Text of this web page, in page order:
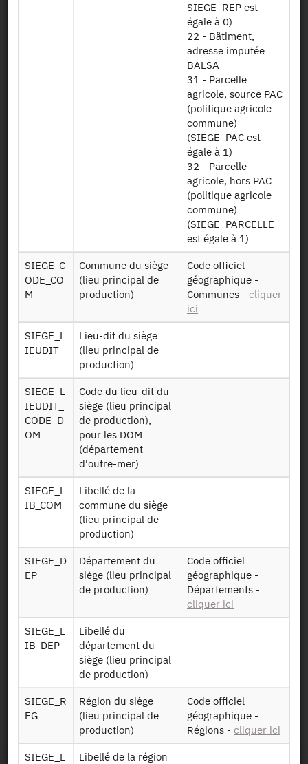
Données sur les
ornementale et
pépinière 2020
RA2020 PPAM
220415
Données sur les
végétales -
Plantes à
Parfum,
Aromatiques et
Médicinales
(PPAM) 2020
RA2020
Données sur les
productions
végétales -
légumes cultivés
SAU 220415
Données sur les
productions
végétales -
surface agricole
utilisée (SAU)
2020
PRODANIM
220415
Données sur les
productions
animales 2020
SIEGE_REP est
égale à 0)
22 - Bâtiment,
adresse imputée
BALSA
31 - Parcelle
agricole, source PAC
(politique agricole
commune)
(SIEGE_PAC est
égale à 1)
32 - Parcelle
agricole, hors PAC
(politique agricole
commune)
(SIEGE_PARCELLE
est égale à 1)
SIEGE_C
ODE_CO
M
Commune du siège
(lieu principal de
production)
Code officiel
géographique -
Communes - cliquer
ici
SIEGE_L
IEUDIT
Lieu-dit du siège
(lieu principal de
production)
SIEGE_L
IEUDIT_
CODE_D
OM
Code du lieu-dit du
siège (lieu principal
de production),
pour les DOM
(département
d'outre-mer)
SIEGE_L
IB_COM
Libellé de la
commune du siège
(lieu principal de
production)
SIEGE_D
EP
Département du
siège (lieu principal
de production)
Code officiel
géographique -
Départements -
cliquer ici
SIEGE_L
IB_DEP
Libellé du
département du
siège (lieu principal
de production)
SIEGE_R
EG
Région du siège
(lieu principal de
production)
Code officiel
géographique -
Régions - cliquer ici
SIEGE_L
Libellé de la région
Identifiant persistant
2020 : https://doi.org/10.34724/CASD.39.4411.V1